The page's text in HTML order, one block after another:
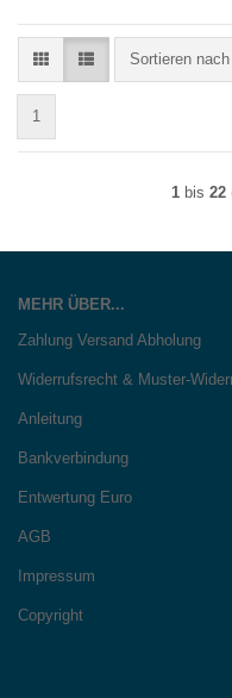
Sortieren nach
Sortieren nach
1
1bis 22
MEHR ÜBER...
Zahlung Versand Abholung
Widerrufsrecht & Muster-
Anleitung
Bankverbindung
Entwertung Euro
AGB
Impressum
Copyright